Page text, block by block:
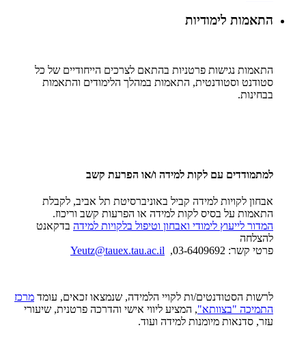
התאמות לימודיות
התאמות נגישות פרטניות בהתאם לצרכים הייחודיים של כל
סטודנט וסטודנטית, התאמות במהלך הלימודים והתאמות
בבחינות.
למתמודדים עם לקות למידה ו/או הפרעת קשב
אבחון לקויות למידה קביל באוניברסיטת תל אביב, לקבלת
התאמות על בסיס לקות למידה או הפרעות קשב וריכוז.
המדור לייעוץ לימודי ואבחון וטיפול בלקויות למידה בדקאנט
להצלחה
פרטי קשר: 03-6409692,
Yeutz@tauex.tau.ac.il
לרשות הסטודנטים/ות לקויי הלמידה, שנמצאו זכאים, עומד מרכז
התמיכה "בצוותא", המציע ליווי אישי והדרכה פרטנית, שיעורי
עזר, סדנאות מיומנות למידה ועוד.